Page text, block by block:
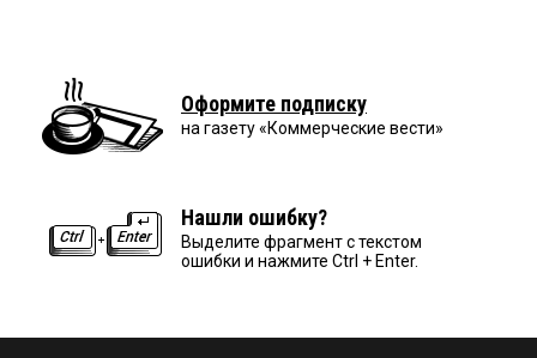
Оформите подписку
на газету «Коммерческие вести»
Нашли ошибку?
Выделите фрагмент с текстом
ошибки и нажмите Ctrl + Enter.